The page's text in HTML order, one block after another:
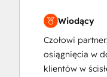
Wiodący
Czołowi
osiągnięcia w
klientów w